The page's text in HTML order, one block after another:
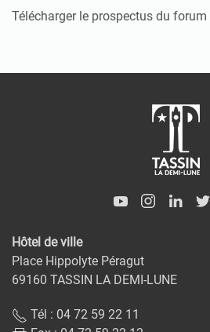
Télécharger le prospectus du forum
Hôtel de ville
Place Hippolyte Péragut
69160 TASSIN LA DEMI-LUNE
Tél : 04 72 59 22 11